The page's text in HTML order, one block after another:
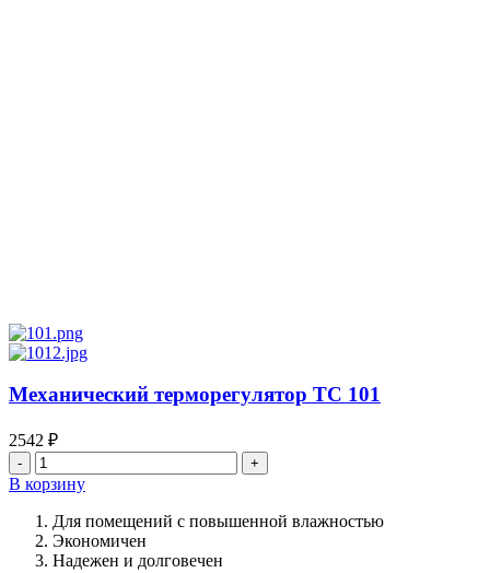
Механический терморегулятор ТС 101
2542 ₽
Количество
товара
Механический
терморегулятор
ТС
101
В корзину
Для помещений с повышенной влажностью
Экономичен
Надежен и долговечен